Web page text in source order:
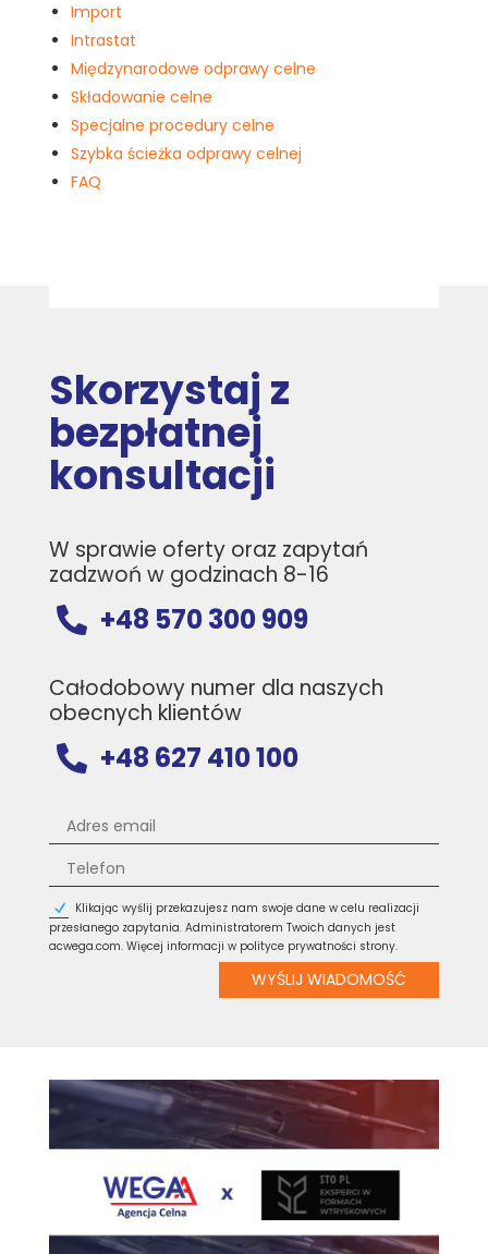
Import
Intrastat
Międzynarodowe odprawy celne
Składowanie celne
Specjalne procedury celne
Szybka ścieżka odprawy celnej
FAQ
Skorzystaj z
bezpłatnej
konsultacji
W sprawie oferty oraz zapytań
zadzwoń w godzinach 8-16
 +48 570 300 909
Całodobowy numer dla naszych
obecnych klientów
 +48 627 410 100
Klikając wyślij przekazujesz nam swoje dane w celu realizacji
przesłanego zapytania. Administratorem Twoich danych jest
acwega.com. Więcej informacji w polityce prywatności strony.
WYŚLIJ WIADOMOŚĆ